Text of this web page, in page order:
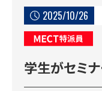
2025/10/26
MECT特派員
学生がセミナ